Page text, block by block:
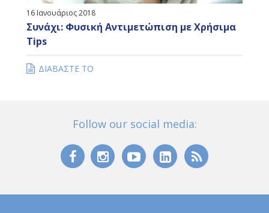
16 Ιανουάριος 2018
Συνάχι: Φυσική Αντιμετώπιση με Χρήσιμα
Tips
ΔΙΑΒΑΣΤΕ ΤΟ
Follow our social media: